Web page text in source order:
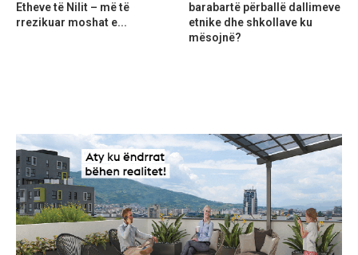
Etheve të Nilit – më të
rrezikuar moshat e...
barabartë përballë dallimeve
etnike dhe shkollave ku
mësojnë?